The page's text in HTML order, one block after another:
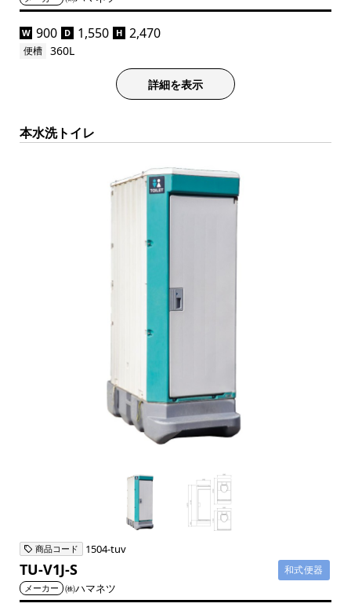
W 900 D 1,550 H 2,470
便槽 360L
詳細を表示
本水洗トイレ
商品コード 1504-tuv
TU-V1J-S 和式便器
メーカー ㈱ハマネツ